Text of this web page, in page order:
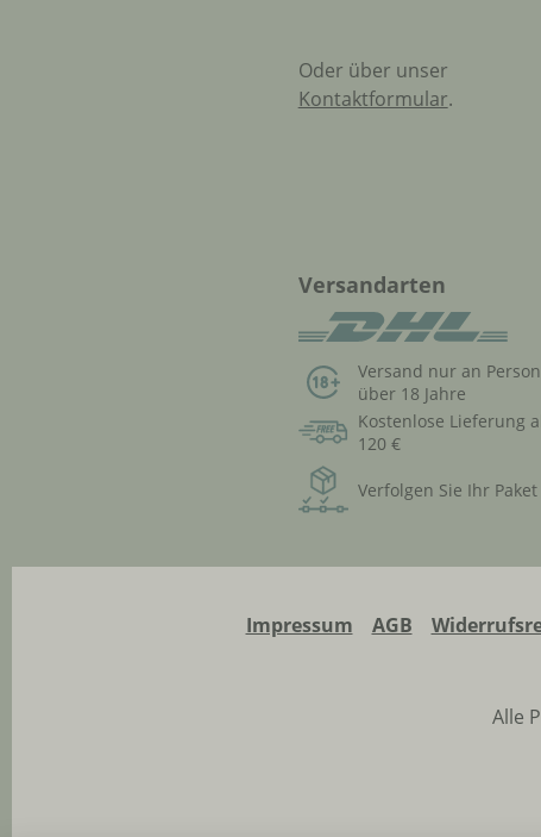
Oder über unser
Kontaktformular.
Versandarten
Versand nur an
über 18 Jahre
Kostenlose Lieferung
120 €
Verfolgen Sie Ihr Paket
Impressum AGB
Alle